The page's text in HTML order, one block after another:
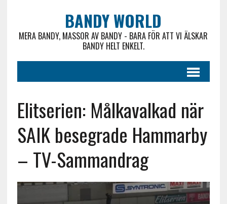
BANDY WORLD
MERA BANDY, MASSOR AV BANDY - BARA FÖR ATT VI ÄLSKAR
BANDY HELT ENKELT.
Elitserien: Målkavalkad när
SAIK besegrade Hammarby
– TV-Sammandrag